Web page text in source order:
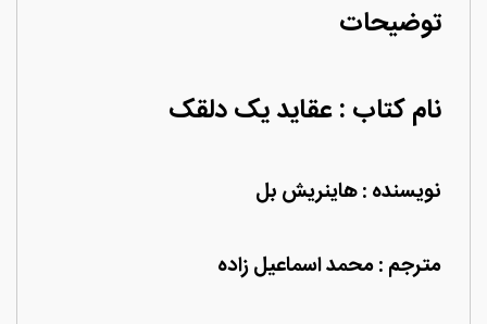
توضیحات
نام کتاب : عقاید یک دلقک
نویسنده : هاینریش بل
مترجم : محمد اسماعیل زاده